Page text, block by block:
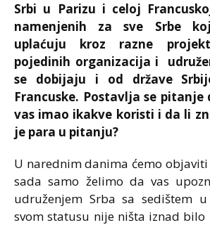
Srbi u Parizu i celoj
namenjenih za sve Srbe
uplaćuju kroz razne
pojedinih organizacija i
se dobijaju i od države
Francuske. Postavlja se pitanje
vas imao ikakve koristi i da li
je para u pitanju?
U narednim danima ćemo
sada samo želimo da vas
udruženjem Srba sa sedištem
svom statusu nije ništa iznad bilo